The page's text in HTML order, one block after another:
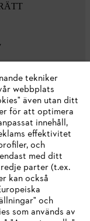
tekniker
webbplats
även utan ditt
för att optimera
innehåll,
effektivitet
och
med ditt
parter (t.ex.
kan också
och
som används av